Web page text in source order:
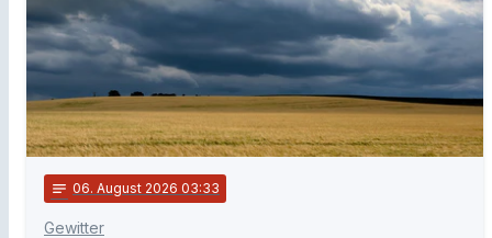
notes 06. August 2026 03:33
Gewitter